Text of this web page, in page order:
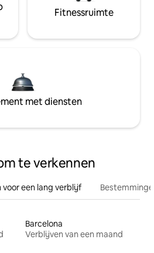
Fitnessruimte
met diensten
te verkennen
een lang verblijf
Barcelona
Verblijven van een maand